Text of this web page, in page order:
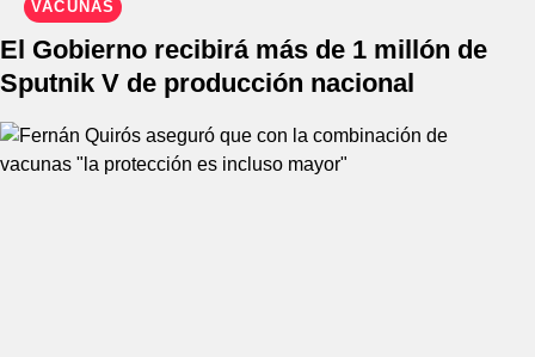
VACUNAS
El Gobierno recibirá más de 1 millón de
Sputnik V de producción nacional